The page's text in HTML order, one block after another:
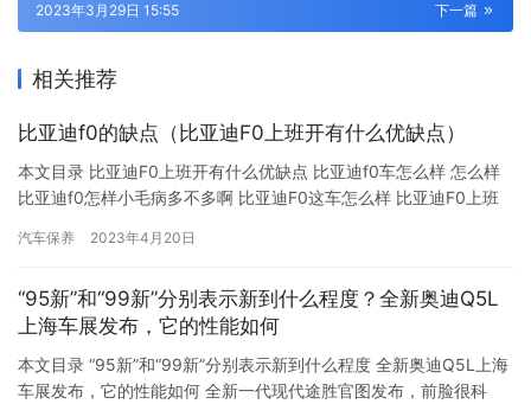
下一篇
2023年3月29日 15:55
相关推荐
比亚迪f0的缺点（比亚迪F0上班开有什么优缺点）
本文目录 比亚迪F0上班开有什么优缺点 比亚迪f0车怎么样 怎么样
比亚迪f0怎样小毛病多不多啊 比亚迪F0这车怎么样 比亚迪F0上班
就不算缺点了吧。缺点：舒适性稍差，内饰简单塑料感很强，动力
低，城市内动力尚可，车小方便操控，半个停车位就能…
汽车保养 2023年4月20日
“95新”和“99新”分别表示新到什么程度？全新奥迪Q5L
上海车展发布，它的性能如何
本文目录 “95新”和“99新”分别表示新到什么程度 全新奥迪Q5L上海
车展发布，它的性能如何 全新一代现代途胜官图发布，前脸很科